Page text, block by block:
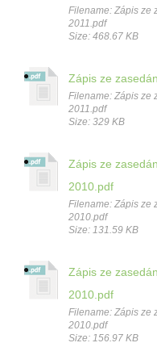
Filename: Zápis ze
2011.pdf
Size: 468.67 KB
Zápis ze
Filename: Zápis ze
2011.pdf
Size: 329 KB
Zápis ze
2010.pdf
Filename: Zápis ze
2010.pdf
Size: 131.59 KB
Zápis ze
2010.pdf
Filename: Zápis ze
2010.pdf
Size: 156.97 KB